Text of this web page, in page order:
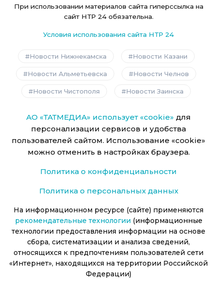
При использовании материалов сайта гиперссылка на
сайт НТР 24 обязательна.
Условия использования сайта НТР 24
Новости Нижнекамска Новости Казани
Новости Альметьевска Новости Челнов
Новости Чистополя Новости Заинска
АО «ТАТМЕДИА» использует «cookie» для
персонализации сервисов и удобства
пользователей сайтом. Использование «cookie»
можно отменить в настройках браузера.
Политика о конфиденциальности
Политика о персональных данных
На информационном ресурсе (сайте) применяются
рекомендательные технологии (информационные
технологии предоставления информации на основе
сбора, систематизации и анализа сведений,
относящихся к предпочтениям пользователей сети
«Интернет», находящихся на территории Российской
Федерации)